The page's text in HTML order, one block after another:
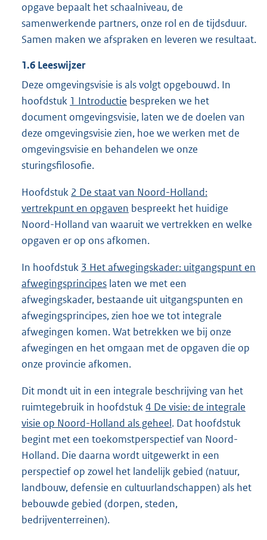
opgave bepaalt het schaalniveau, de
samenwerkende partners, onze rol en de tijdsduur.
Samen maken we afspraken en leveren we resultaat.
1.6 Leeswijzer
Deze omgevingsvisie is als volgt opgebouwd. In
hoofdstuk 1 Introductie bespreken we het
document omgevingsvisie, laten we de doelen van
deze omgevingsvisie zien, hoe we werken met de
omgevingsvisie en behandelen we onze
sturingsfilosofie.
Hoofdstuk 2 De staat van Noord-Holland:
vertrekpunt en opgaven bespreekt het huidige
Noord-Holland van waaruit we vertrekken en welke
opgaven er op ons afkomen.
In hoofdstuk 3 Het afwegingskader: uitgangspunt en
afwegingsprincipes laten we met een
afwegingskader, bestaande uit uitgangspunten en
afwegingsprincipes, zien hoe we tot integrale
afwegingen komen. Wat betrekken we bij onze
afwegingen en het omgaan met de opgaven die op
onze provincie afkomen.
Dit mondt uit in een integrale beschrijving van het
ruimtegebruik in hoofdstuk 4 De visie: de integrale
visie op Noord-Holland als geheel. Dat hoofdstuk
begint met een toekomstperspectief van Noord-
Holland. Die daarna wordt uitgewerkt in een
perspectief op zowel het landelijk gebied (natuur,
landbouw, defensie en cultuurlandschappen) als het
bebouwde gebied (dorpen, steden,
bedrijventerreinen).